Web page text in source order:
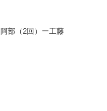
部（2回）ー工藤